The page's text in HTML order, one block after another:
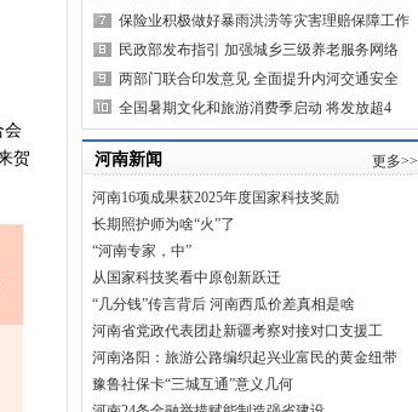
会
贺
保险业积极做好暴雨洪涝等灾害理赔保障工作
民政部发布指引 加强城乡三级养老服务网络
两部门联合印发意见 全面提升内河交通安全
全国暑期文化和旅游消费季启动 将发放超4
河南新闻 更多>>
河南16项成果获2025年度国家科技奖励
长期照护师为啥“火”了
“河南专家，中”
从国家科技奖看中原创新跃迁
“几分钱”传言背后 河南西瓜价差真相是啥
河南省党政代表团赴新疆考察对接对口支援工
河南洛阳：旅游公路编织起兴业富民的黄金纽带
豫鲁社保卡“三城互通”意义几何